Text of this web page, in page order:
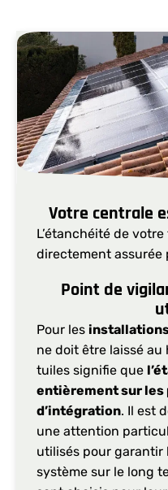
Votre centrale
L’étanchéité de
directement assurée
Point de
Pour les
ne doit être laissé au
tuiles signifie que
entièrement sur les
d’intégration. Il est
une attention
utilisés pour garantir
système sur le long